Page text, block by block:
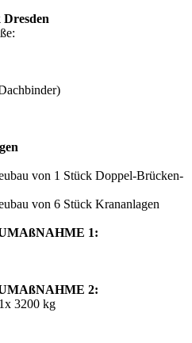
von 1 Stück Doppel-Brücken-
von 6 Stück Krananlagen
1:
2:
3200 kg